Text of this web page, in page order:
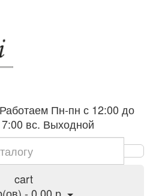
Работаем Пн-пн с 12:00 до
вс. Выходной